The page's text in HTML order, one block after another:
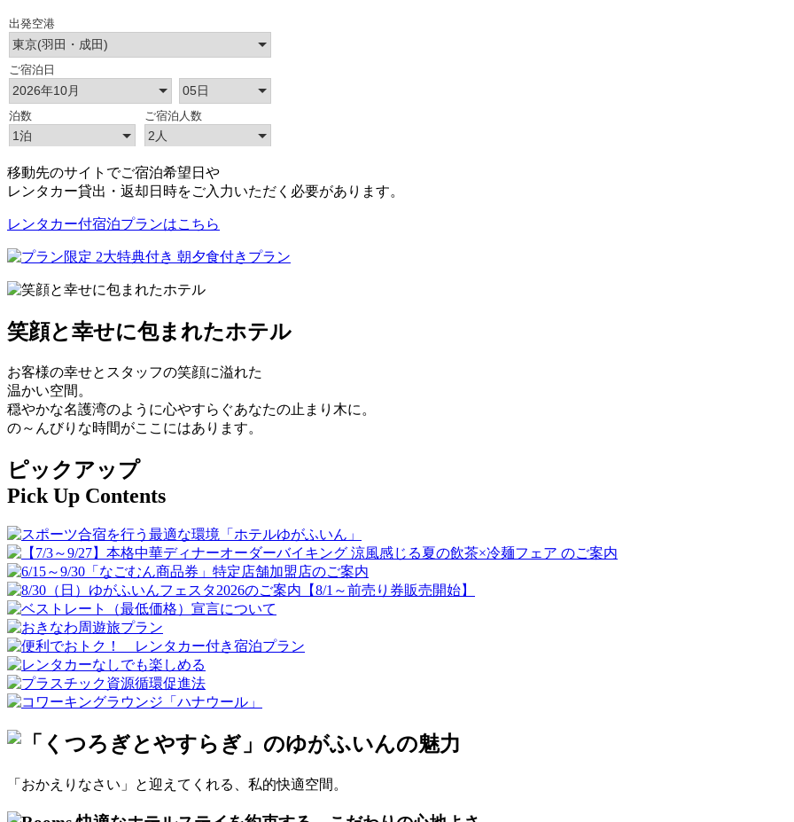
移動先のサイトでご宿泊希望日や
レンタカー貸出・返却日時をご入力いただく必要があります。
レンタカー付宿泊プランはこちら
笑顔と幸せに包まれたホテル
お客様の幸せとスタッフの笑顔に溢れた
温かい空間。
穏やかな名護湾のように心やすらぐあなたの止まり木に。
の～んびりな時間がここにはあります。
ピックアップ
Pick Up Contents
「おかえりなさい」と迎えてくれる、私的快適空間。